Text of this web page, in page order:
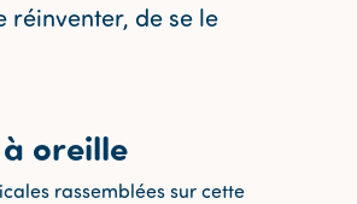
réinventer, de se le
oreille
rassemblées sur cette